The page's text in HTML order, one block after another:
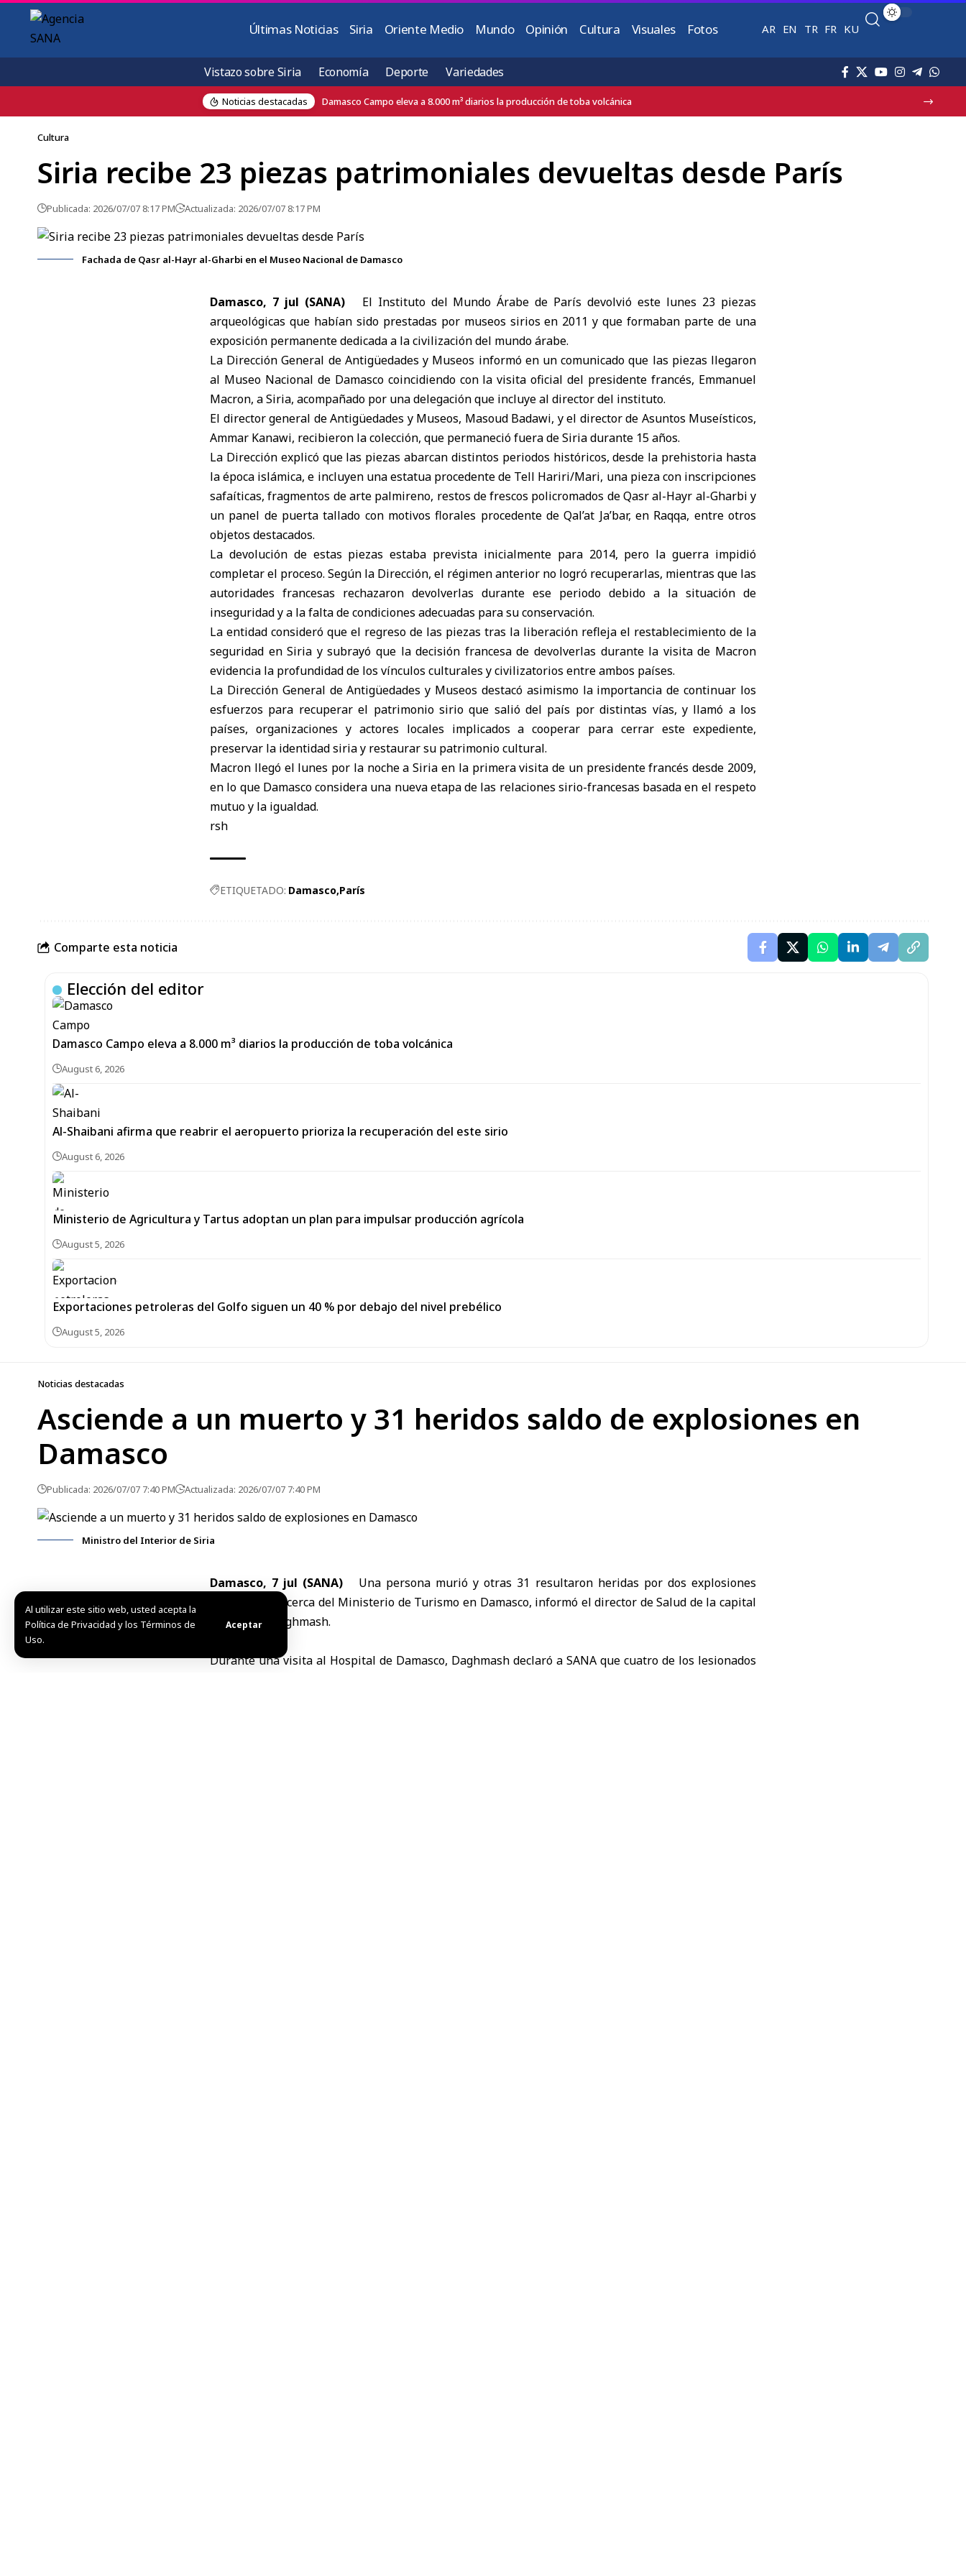
Al utilizar este sitio web, usted acepta la
Política de Privacidad y los Términos de
Uso.
Aceptar
Últimas Noticias Siria Oriente Medio Mundo Opinión Cultura Visuales Fotos AR EN TR FR KU
Vistazo sobre Siria Economía Deporte Variedades
Noticias destacadas
Damasco Campo eleva a 8.000 m³ diarios la producción de toba volcánica
Cultura
Siria recibe 23 piezas patrimoniales devueltas desde París
Publicada: 2026/07/07 8:17 PM Actualizada: 2026/07/07 8:17 PM
Fachada de Qasr al-Hayr al-Gharbi en el Museo Nacional de Damasco
Damasco, 7 jul (SANA) El Instituto del Mundo Árabe de Parísdevolvió este lunes 23 piezas
arqueológicas que habían sido prestadas por museos sirios en 2011 y que formaban parte de una
exposición permanente dedicada a la civilización del mundo árabe.
La Dirección General de Antigüedades y Museos informó en un comunicado que las piezas llegaron
al Museo Nacional de Damasco coincidiendo con la visita oficial del presidente francés, Emmanuel
Macron, a Siria, acompañado por una delegación que incluye al director del instituto.
El director general de Antigüedades y Museos, Masoud Badawi, y el director de Asuntos Museísticos,
Ammar Kanawi, recibieron la colección, que permaneció fuera de Siria durante 15 años.
La Dirección explicó que las piezas abarcan distintos periodos históricos, desde la prehistoria hasta
la época islámica, e incluyen una estatua procedente de Tell Hariri/Mari, una pieza con inscripciones
safaíticas, fragmentos de arte palmireno, restos de frescos policromados de Qasr al-Hayr al-Gharbi y
un panel de puerta tallado con motivos florales procedente de Qal’at Ja’bar, en Raqqa, entre otros
objetos destacados.
La devolución de estas piezas estaba prevista inicialmente para 2014, pero la guerra impidió
completar el proceso. Según la Dirección, el régimen anterior no logró recuperarlas, mientras que las
autoridades francesas rechazaron devolverlas durante ese periodo debido a la situación de
inseguridad y a la falta de condiciones adecuadas para su conservación.
La entidad consideró que el regreso de las piezas tras la liberación refleja el restablecimiento de la
seguridad en Siria y subrayó que la decisión francesa de devolverlas durante la visita de Macron
evidencia la profundidad de los vínculos culturales y civilizatorios entre ambos países.
La Dirección General de Antigüedades y Museos destacó asimismo la importancia de continuar los
esfuerzos para recuperar el patrimonio sirio que salió del país por distintas vías, y llamó a los
países, organizaciones y actores locales implicados a cooperar para cerrar este expediente,
preservar la identidad siria y restaurar su patrimonio cultural.
Macron llegó el lunes por la noche a Siria en la primera visita de un presidente francés desde 2009,
en lo que Damasco considera una nueva etapa de las relaciones sirio-francesas basada en el respeto
mutuo y la igualdad.
rsh
ETIQUETADO: Damasco París
Comparte esta noticia
Elección del editor
Damasco Campo eleva a 8.000 m³ diarios la producción de toba volcánica
August 6, 2026
Al-Shaibani afirma que reabrir el aeropuerto prioriza la recuperación del este sirio
August 6, 2026
Ministerio de Agricultura y Tartus adoptan un plan para impulsar producción agrícola
August 5, 2026
Exportaciones petroleras del Golfo siguen un 40 % por debajo del nivel prebélico
August 5, 2026
Noticias destacadas
Asciende a un muerto y 31 heridos saldo de explosiones en
Damasco
Publicada: 2026/07/07 7:40 PM Actualizada: 2026/07/07 7:40 PM
Ministro del Interior de Siria
Damasco, 7 jul (SANA) Una persona murió y otras 31 resultaron heridas por dos explosiones
ocurridas hoy cerca del Ministerio de Turismo en Damasco, informó el director de Salud de la capital
siria, Wael Daghmash.
Durante una visita al Hospital de Damasco, Daghmash declaró a SANA que cuatro de los lesionados